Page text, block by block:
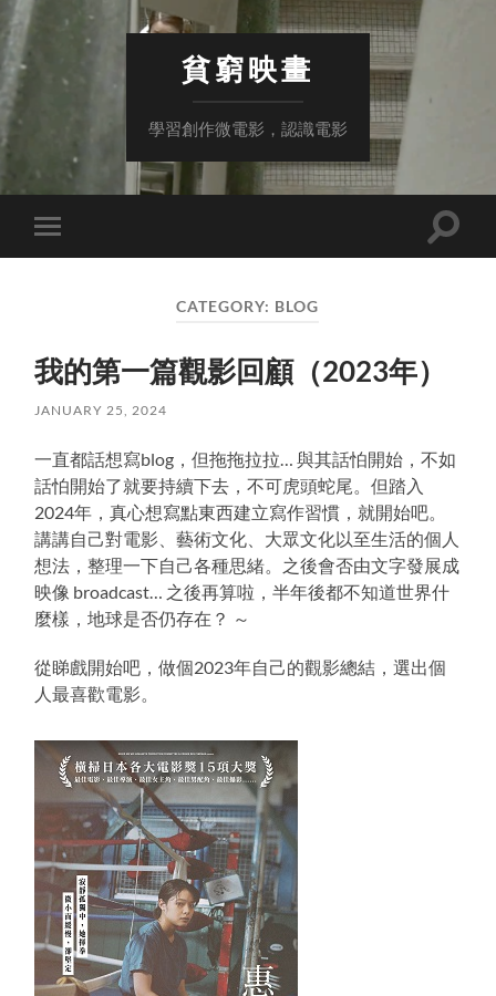
貧窮映畫
學習創作微電影，認識電影
Toggle
mobile
Toggle
CATEGORY: BLOG
我的第一篇觀影回顧（2023年）
JANUARY 25, 2024
一直都話想寫blog，但拖拖拉拉… 與其話怕開始，不如
話怕開始了就要持續下去，不可虎頭蛇尾。但踏入
2024年，真心想寫點東西建立寫作習慣，就開始吧。
講講自己對電影、藝術文化、大眾文化以至生活的個人
想法，整理一下自己各種思緒。之後會否由文字發展成
映像 broadcast… 之後再算啦，半年後都不知道世界什
麼樣，地球是否仍存在？ ～
從睇戲開始吧，做個2023年自己的觀影總結，選出個
人最喜歡電影。